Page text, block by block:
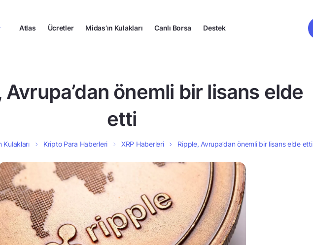
Atlas Ücretler Midas’ın Kulakları Canlı Borsa Destek
Avrupa’dan önemli bir lisans elde
etti
Kulakları Kripto Para Haberleri XRP Haberleri Ripple, Avrupa’dan önemli bir lisans elde etti